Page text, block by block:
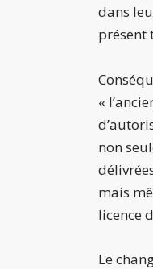
dans
présent
«
non
mais
licence
Le